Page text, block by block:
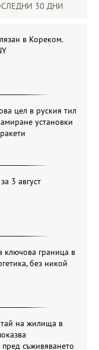
30 ДНИ
в Кореком.
цел в руския тил
установки
3 август
ключова граница в
без никой
на жилища в
съживяването